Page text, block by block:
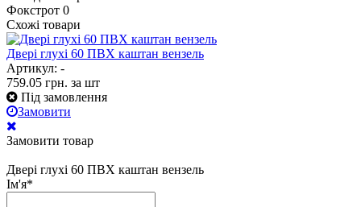
Фокстрот 0
Схожі товари
Двері глухі 60 ПВХ каштан вензель
Артикул: -
759.05 грн. за шт
Під замовлення
Замовити
Замовити товар
Двері глухі 60 ПВХ каштан вензель
Ім'я*